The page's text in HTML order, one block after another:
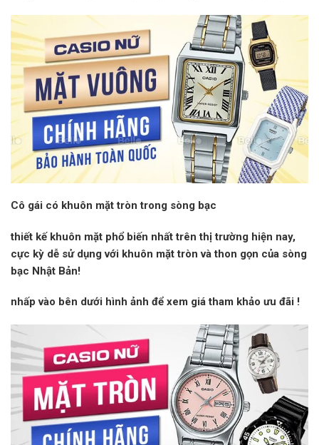
Cô gái có khuôn mặt tròn trong sòng bạc
thiết kế khuôn mặt phổ biến nhất trên thị trường hiện nay,
cực kỳ dễ sử dụng với khuôn mặt tròn và thon gọn của sòng
bạc Nhật Bản!
nhấp vào bên dưới hình ảnh để xem giá tham khảo ưu đãi !